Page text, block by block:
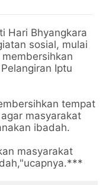
Hari Bhyangkara
sosial, mulai
Iptu
tempat
masyarakat
ibadah.
masyarakat